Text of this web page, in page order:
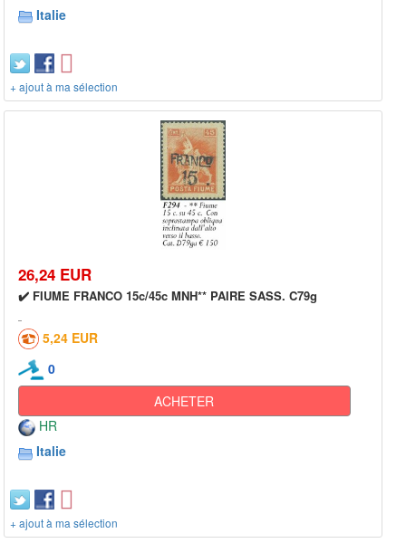
Italie
+ ajout à ma sélection
26,24 EUR
✔️ FIUME FRANCO 15c/45c MNH** PAIRE SASS. C79g
5,24 EUR
0
ACHETER
HR
Italie
+ ajout à ma sélection